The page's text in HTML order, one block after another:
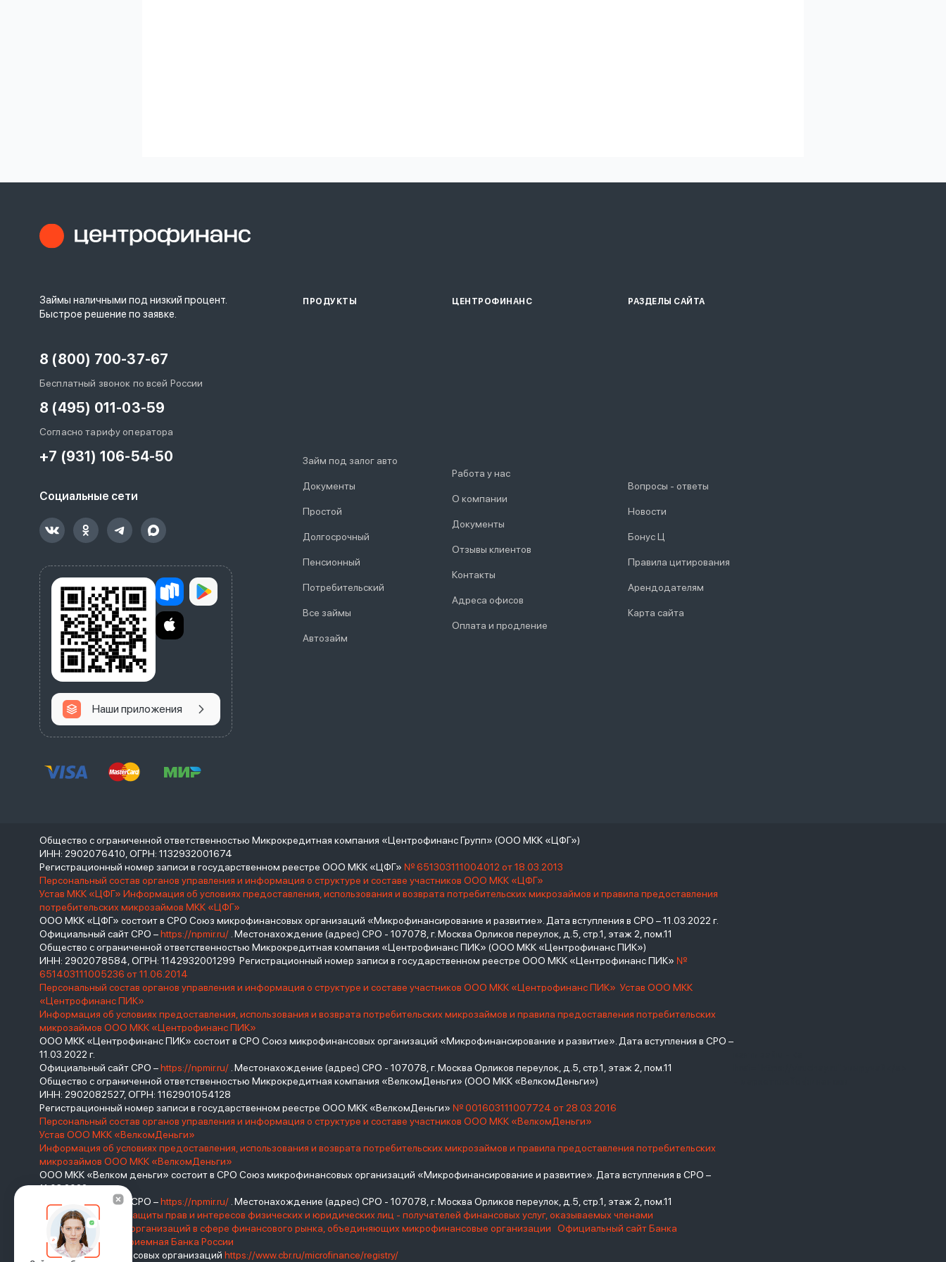
Займы наличными под низкий процент.
Быстрое решение по заявке.
8 (800) 700-37-67
Бесплатный звонок по всей России
8 (495) 011-03-59
Согласно тарифу оператора
+7 (931) 106-54-50
Социальные сети
Наши приложения
ПРОДУКТЫ
Займ под залог авто
Документы
Простой
Долгосрочный
Пенсионный
Потребительский
Все займы
Автозайм
ЦЕНТРОФИНАНС
Работа у нас
О компании
Документы
Отзывы клиентов
Контакты
Адреса офисов
Оплата и продление
РАЗДЕЛЫ САЙТА
Вопросы - ответы
Новости
Бонус Ц
Правила цитирования
Арендодателям
Карта сайта
Общество с ограниченной ответственностью Микрокредитная компания «Центрофинанс Групп» (ООО МКК «ЦФГ»)
ИНН: 2902076410, ОГРН: 1132932001674
Регистрационный номер записи в государственном реестре ООО МКК «ЦФГ» № 651303111004012 от 18.03.2013
Персональный состав органов управления и информация о структуре и составе участников ООО МКК «ЦФГ»
Устав МКК «ЦФГ» Информация об условиях предоставления, использования и возврата потребительских микрозаймов и правила предоставления
потребительских микрозаймов МКК «ЦФГ»
ООО МКК «ЦФГ» состоит в СРО Союз микрофинансовых организаций «Микрофинансирование и развитие». Дата вступления в СРО – 11.03.2022 г.
Официальный сайт СРО –https://npmir.ru/ . Местонахождение (адрес) СРО - 107078, г. Москва Орликов переулок, д.5, стр.1, этаж 2, пом.11
Общество с ограниченной ответственностью Микрокредитная компания «Центрофинанс ПИК» (ООО МКК «Центрофинанс ПИК»)
ИНН: 2902078584, ОГРН: 1142932001299 Регистрационный номер записи в государственном реестре ООО МКК «Центрофинанс ПИК» №
651403111005236 от 11.06.2014
Персональный состав органов управления и информация о структуре и составе участников ООО МКК «Центрофинанс ПИК» Устав ООО МКК
«Центрофинанс ПИК»
Информация об условиях предоставления, использования и возврата потребительских микрозаймов и правила предоставления потребительских
микрозаймов ООО МКК «Центрофинанс ПИК»
ООО МКК «Центрофинанс ПИК» состоит в СРО Союз микрофинансовых организаций «Микрофинансирование и развитие». Дата вступления в СРО –
11.03.2022 г.
Официальный сайт СРО –https://npmir.ru/ . Местонахождение (адрес) СРО - 107078, г. Москва Орликов переулок, д.5, стр.1, этаж 2, пом.11
Общество с ограниченной ответственностью Микрокредитная компания «ВелкомДеньги» (ООО МКК «ВелкомДеньги»)
ИНН: 2902082527, ОГРН: 1162901054128
Регистрационный номер записи в государственном реестре ООО МКК «ВелкомДеньги» № 001603111007724 от 28.03.2016
Персональный состав органов управления и информация о структуре и составе участников ООО МКК «ВелкомДеньги»
Устав ООО МКК «ВелкомДеньги»
Информация об условиях предоставления, использования и возврата потребительских микрозаймов и правила предоставления потребительских
микрозаймов ООО МКК «ВелкомДеньги»
ООО МКК «Велком деньги» состоит в СРО Союз микрофинансовых организаций «Микрофинансирование и развитие». Дата вступления в СРО –
11.03.2022 г.
Официальный сайт СРО –https://npmir.ru/ . Местонахождение (адрес) СРО - 107078, г. Москва Орликов переулок, д.5, стр.1, этаж 2, пом.11
Базовый стандарт защиты прав и интересов физических и юридических лиц - получателей финансовых услуг, оказываемых членами
саморегулируемых организаций в сфере финансового рынка, объединяющих микрофинансовые организации
Официальный сайт Банка
РоссииИнтернет-приемная Банка России
Реестр микрофинансовых организаций https://www.cbr.ru/microfinance/registry/